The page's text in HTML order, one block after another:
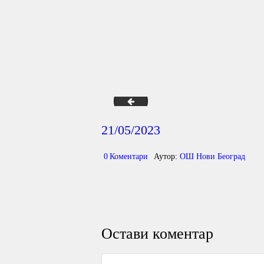
02-посета-турска
21/05/2023
0 Коментари Аутор: ОШ Нови Београд
Остави коментар